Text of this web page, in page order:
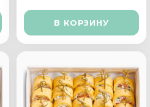
В КОРЗИНУ